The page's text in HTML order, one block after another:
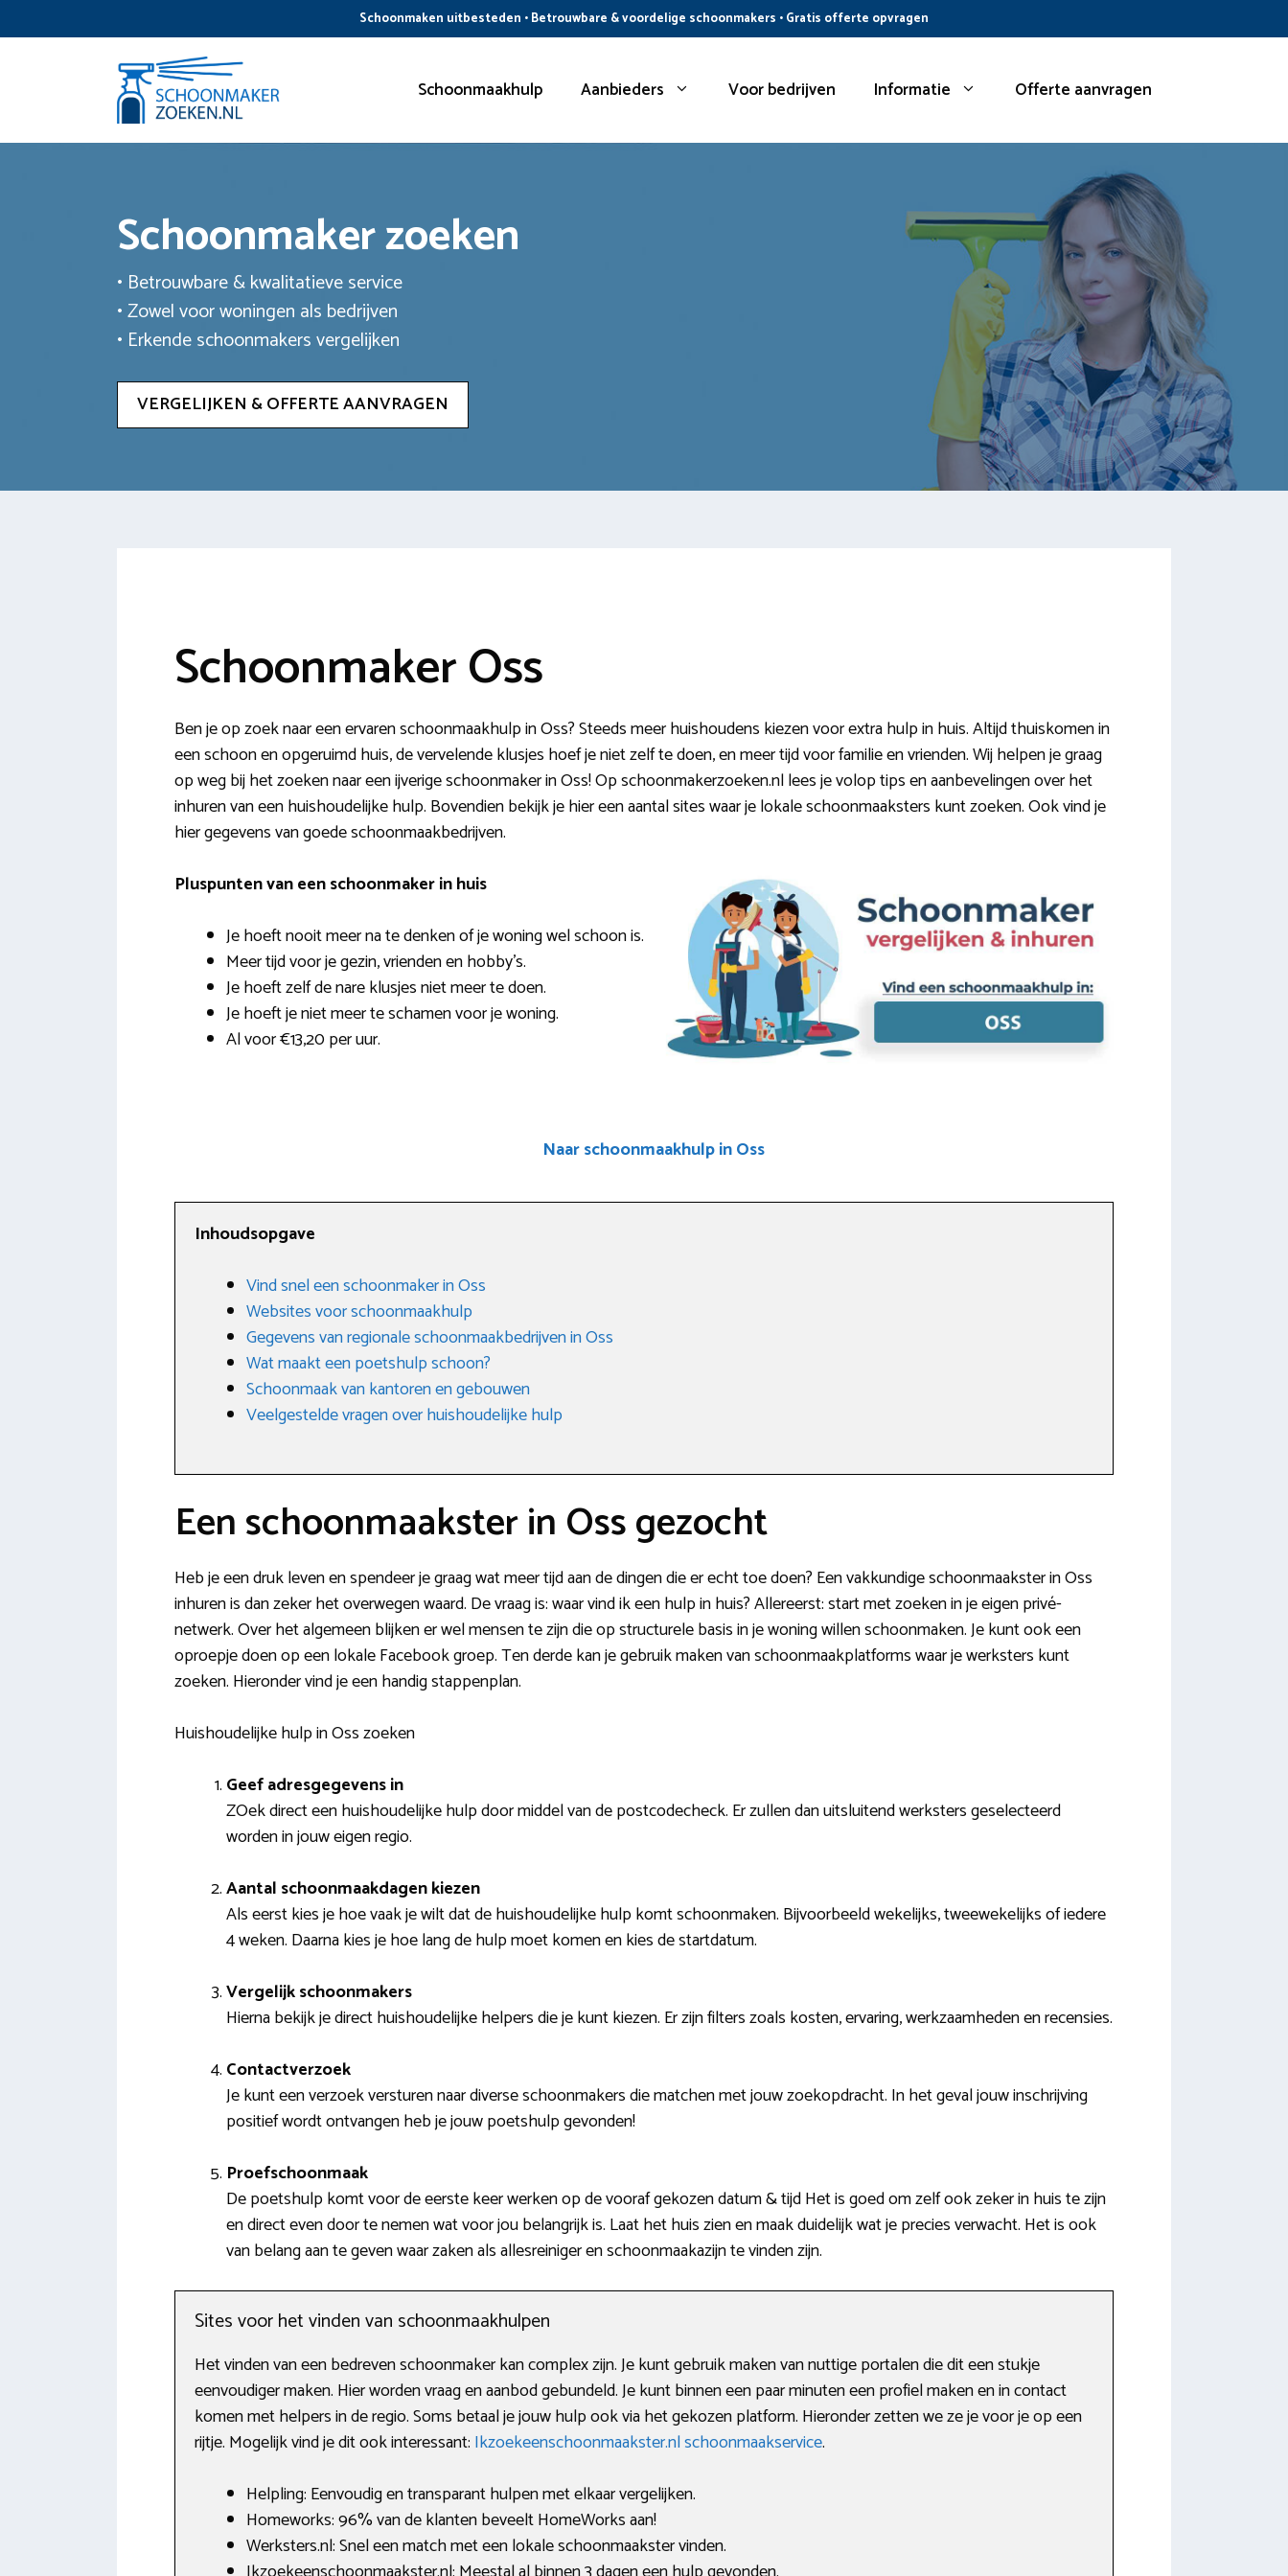
naar
Schoonmaken uitbesteden • Betrouwbare & voordelige schoonmakers • Gratis offerte opvragen
Schoonmaakhulp Aanbieders Voor bedrijven Informatie Offerte aanvragen
Schoonmaker zoeken
• Betrouwbare & kwalitatieve service
• Zowel voor woningen als bedrijven
• Erkende schoonmakers vergelijken
VERGELIJKEN & OFFERTE AANVRAGEN
Schoonmaker Oss
Ben je op zoek naar een ervaren schoonmaakhulp in Oss? Steeds meer huishoudens kiezen voor extra hulp in huis. Altijd thuiskomen in
een schoon en opgeruimd huis, de vervelende klusjes hoef je niet zelf te doen, en meer tijd voor familie en vrienden. Wij helpen je graag
op weg bij het zoeken naar een ijverige schoonmaker in Oss! Op schoonmakerzoeken.nl lees je volop tips en aanbevelingen over het
inhuren van een huishoudelijke hulp. Bovendien bekijk je hier een aantal sites waar je lokale schoonmaaksters kunt zoeken. Ook vind je
hier gegevens van goede schoonmaakbedrijven.
Pluspunten van een schoonmaker in huis
Je hoeft nooit meer na te denken of je woning wel schoon is.
Meer tijd voor je gezin, vrienden en hobby’s.
Je hoeft zelf de nare klusjes niet meer te doen.
Je hoeft je niet meer te schamen voor je woning.
Al voor €13,20 per uur.
Naar schoonmaakhulp in Oss
Inhoudsopgave
Vind snel een schoonmaker in Oss
Websites voor schoonmaakhulp
Gegevens van regionale schoonmaakbedrijven in Oss
Wat maakt een poetshulp schoon?
Schoonmaak van kantoren en gebouwen
Veelgestelde vragen over huishoudelijke hulp
Een schoonmaakster in Oss gezocht
Heb je een druk leven en spendeer je graag wat meer tijd aan de dingen die er echt toe doen? Een vakkundige schoonmaakster in Oss
inhuren is dan zeker het overwegen waard. De vraag is: waar vind ik een hulp in huis? Allereerst: start met zoeken in je eigen privé-
netwerk. Over het algemeen blijken er wel mensen te zijn die op structurele basis in je woning willen schoonmaken. Je kunt ook een
oproepje doen op een lokale Facebook groep. Ten derde kan je gebruik maken van schoonmaakplatforms waar je werksters kunt
zoeken. Hieronder vind je een handig stappenplan.
Huishoudelijke hulp in Oss zoeken
Geef adresgegevens in
ZOek direct een huishoudelijke hulp door middel van de postcodecheck. Er zullen dan uitsluitend werksters geselecteerd
worden in jouw eigen regio.
Aantal schoonmaakdagen kiezen
Als eerst kies je hoe vaak je wilt dat de huishoudelijke hulp komt schoonmaken. Bijvoorbeeld wekelijks, tweewekelijks of iedere
4 weken. Daarna kies je hoe lang de hulp moet komen en kies de startdatum.
Vergelijk schoonmakers
Hierna bekijk je direct huishoudelijke helpers die je kunt kiezen. Er zijn filters zoals kosten, ervaring, werkzaamheden en recensies.
Contactverzoek
Je kunt een verzoek versturen naar diverse schoonmakers die matchen met jouw zoekopdracht. In het geval jouw inschrijving
positief wordt ontvangen heb je jouw poetshulp gevonden!
Proefschoonmaak
De poetshulp komt voor de eerste keer werken op de vooraf gekozen datum & tijd Het is goed om zelf ook zeker in huis te zijn
en direct even door te nemen wat voor jou belangrijk is. Laat het huis zien en maak duidelijk wat je precies verwacht. Het is ook
van belang aan te geven waar zaken als allesreiniger en schoonmaakazijn te vinden zijn.
Sites voor het vinden van schoonmaakhulpen
Het vinden van een bedreven schoonmaker kan complex zijn. Je kunt gebruik maken van nuttige portalen die dit een stukje
eenvoudiger maken. Hier worden vraag en aanbod gebundeld. Je kunt binnen een paar minuten een profiel maken en in contact
komen met helpers in de regio. Soms betaal je jouw hulp ook via het gekozen platform. Hieronder zetten we ze je voor je op een
rijtje. Mogelijk vind je dit ook interessant: Ikzoekeenschoonmaakster.nl schoonmaakservice.
Helpling: Eenvoudig en transparant hulpen met elkaar vergelijken.
Homeworks: 96% van de klanten beveelt HomeWorks aan!
Werksters.nl: Snel een match met een lokale schoonmaakster vinden.